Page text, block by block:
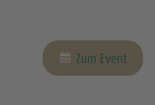
Zum Event